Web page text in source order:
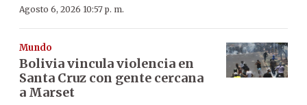
Agosto 6, 2026 10:57 p. m.
Mundo
Bolivia vincula violencia en
Santa Cruz con gente cercana
a Marset